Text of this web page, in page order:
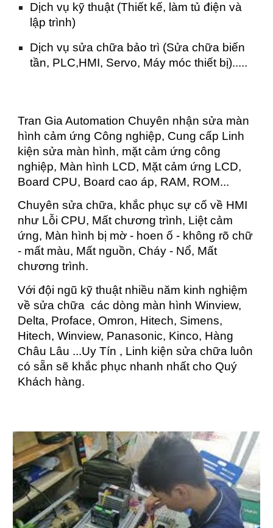
Dịch vụ kỹ thuật (Thiết kế, làm tủ điện và
lập trình)
Dịch vụ sửa chữa bảo trì (Sửa chữa biến
tần, PLC,HMI, Servo, Máy móc thiết bị).....
Tran Gia Automation Chuyên nhận sửa màn
hình cảm ứng Công nghiệp, Cung cấp Linh
kiện sửa màn hình, mặt cảm ứng công
nghiệp, Màn hình LCD, Mặt cảm ứng LCD,
Board CPU, Board cao áp, RAM, ROM...
Chuyên sửa chữa, khắc phục sự cố về HMI
như Lỗi CPU, Mất chương trình, Liệt cảm
ứng, Màn hình bị mờ - hoen ố - không rõ chữ
- mất màu, Mất nguồn, Cháy - Nổ, Mất
chương trình.
Với đội ngũ kỹ thuật nhiều năm kinh nghiệm
về sửa chữa các dòng màn hình Winview,
Delta, Proface, Omron, Hitech, Simens,
Hitech, Winview, Panasonic, Kinco, Hàng
Châu Lâu ...Uy Tín , Linh kiện sửa chữa luôn
có sẵn sẽ khắc phục nhanh nhất cho Quý
Khách hàng.